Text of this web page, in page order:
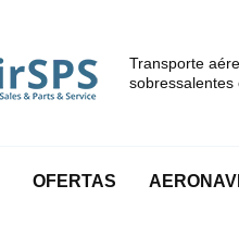
Transporte
sobressalentes
OFERTAS